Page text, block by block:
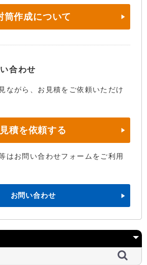
筒作成について
合わせ
ながら、お見積をご依頼いただけ
見積を依頼する
はお問い合わせフォームをご利用
お問い合わせ